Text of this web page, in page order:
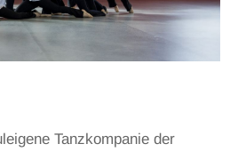
Tanzkompanie der